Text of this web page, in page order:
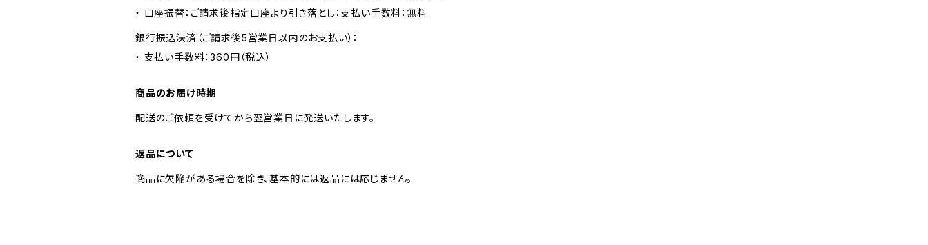
・ 口座振替：ご請求後指定口座より引き落とし：支払い手数料：無料
銀行振込決済（ご請求後5営業日以内のお支払い）：
・ 支払い手数料：360円（税込）
商品のお届け時期
配送のご依頼を受けてから翌営業日に発送いたします。
返品について
商品に欠陥がある場合を除き、基本的には返品には応じません。